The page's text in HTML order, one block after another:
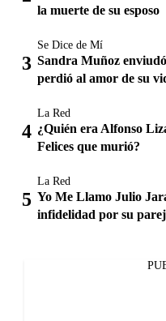
la muerte de su esposo
Se Dice de Mí
Sandra Muñoz
perdió al amor de su
La Red
¿Quién era Alfonso
Felices que murió?
La Red
Yo Me Llamo Julio
infidelidad por su